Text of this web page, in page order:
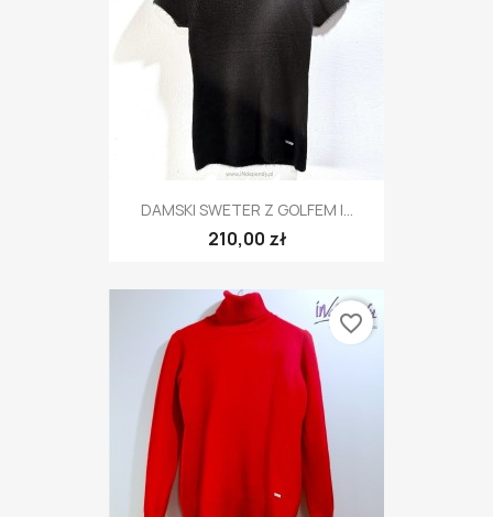
DAMSKI SWETER Z GOLFEM I...
210,00 zł
favorite_border